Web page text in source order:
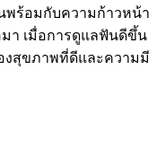
มา เมื่อการดูแลฟันดีขึ้น
สุขภาพที่ดีและความมี